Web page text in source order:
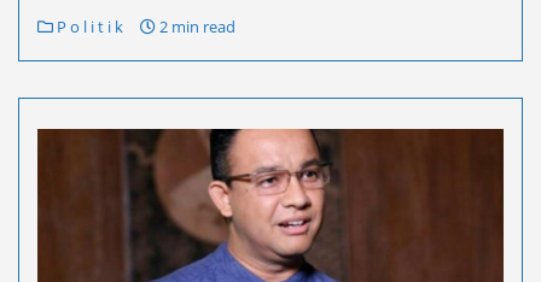
P o l i t i k 2 min read